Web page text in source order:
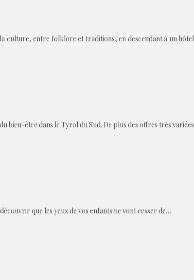
la culture, entre folklore et traditions, en descendant á un hôtel
bien-être dans le Tyrol du Sud. De plus des offres très variées
que les yeux de vos enfants ne vont cesser de…